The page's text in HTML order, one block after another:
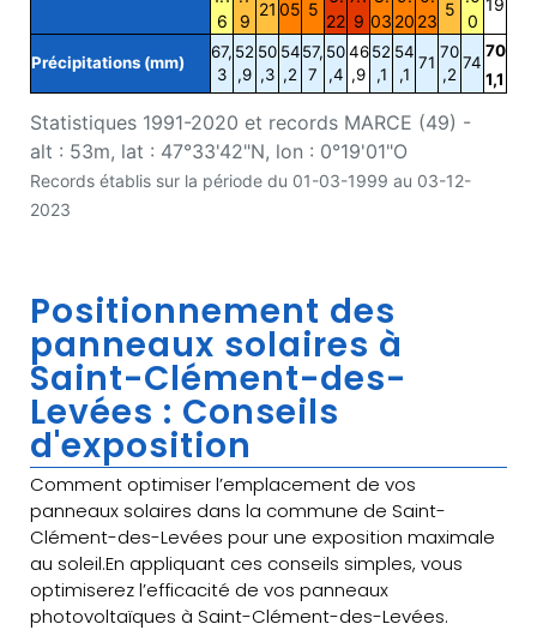
Statistiques 1991-2020 et records MARCE (49) -
alt : 53m, lat : 47°33'42"N, lon : 0°19'01"O
Records établis sur la période du 01-03-1999 au 03-12-
2023
6
9
21 05 5
22 9 03 20 23
5
0
Précipitations (mm)
67,
3
52
,9
50
,3
54
,2
57,
7
50
,4
46
,9
52
,1
54
,1
71
70
,2
74
70
1,1
Positionnement des
panneaux solaires à
Saint-Clément-des-
Levées : Conseils
d'exposition
Comment optimiser l’emplacement de vos
panneaux solaires dans la commune de Saint-
Clément-des-Levées pour une exposition maximale
au soleil.En appliquant ces conseils simples, vous
optimiserez l’efficacité de vos panneaux
photovoltaïques à Saint-Clément-des-Levées.